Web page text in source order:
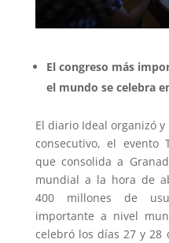
El congreso más
el mundo se celebra
El diario Ideal organizó
consecutivo, el evento
que consolida a
mundial a la hora de
400 millones de
importante a nivel
celebró los días 27 y 28